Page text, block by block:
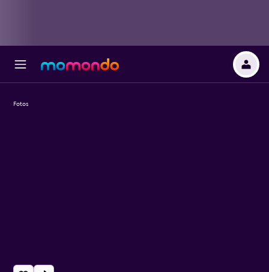
Fotos